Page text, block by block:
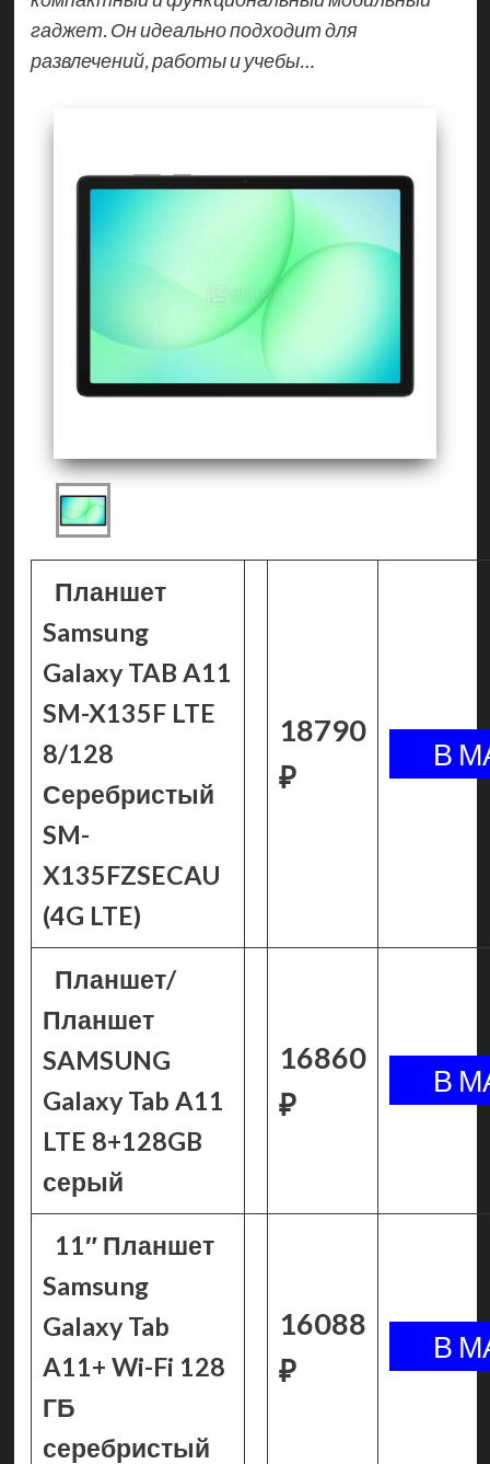
гаджет. Он идеально подходит для
развлечений, работы и учебы…
Планшет
Samsung
Galaxy TAB A11
SM-X135F LTE
8/128
Серебристый
SM-
X135FZSECAU
(4G LTE)
18790
₽
Планшет/
Планшет
SAMSUNG
Galaxy Tab A11
LTE 8+128GB
серый
16860
₽
11″ Планшет
Samsung
Galaxy Tab
A11+ Wi-Fi 128
ГБ
серебристый
16088
₽